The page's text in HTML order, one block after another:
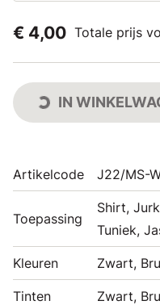
€ 4,00 Totale prijs
IN
Artikelcode J22/MS-
Toepassing
Shirt,
Tuniek,
Kleuren Zwart,
Tinten Zwart,